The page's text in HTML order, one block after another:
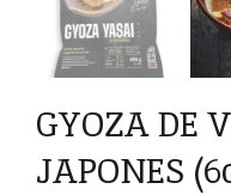
GYOZA DE
JAPONES